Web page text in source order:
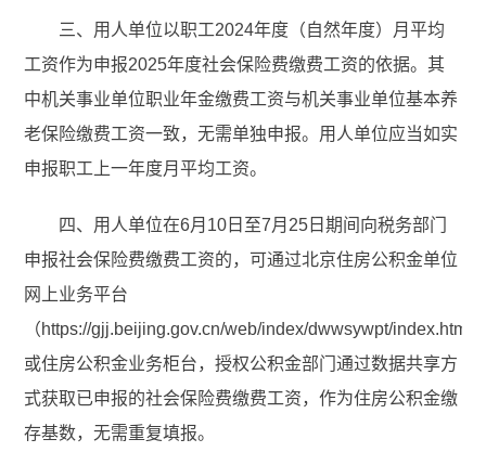
三、用人单位以职工2024年度（自然年度）月平均
工资作为申报2025年度社会保险费缴费工资的依据。其
中机关事业单位职业年金缴费工资与机关事业单位基本养
老保险缴费工资一致，无需单独申报。用人单位应当如实
申报职工上一年度月平均工资。
四、用人单位在6月10日至7月25日期间向税务部门
申报社会保险费缴费工资的，可通过北京住房公积金单位
网上业务平台
（https://gjj.beijing.gov.cn/web/index/dwwsywpt/index.html
或住房公积金业务柜台，授权公积金部门通过数据共享方
式获取已申报的社会保险费缴费工资，作为住房公积金缴
存基数，无需重复填报。